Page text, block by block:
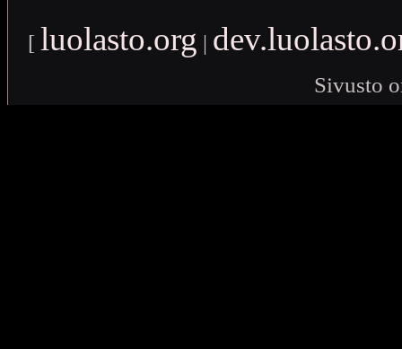
[ luolasto.org |
Sivusto